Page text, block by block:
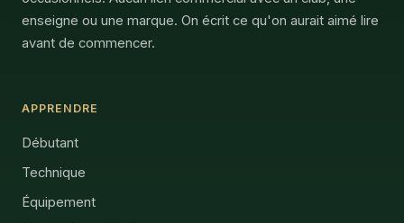
enseigne ou une marque. On écrit ce qu'on aurait aimé lire
avant de commencer.
APPRENDRE
Débutant
Technique
Équipement